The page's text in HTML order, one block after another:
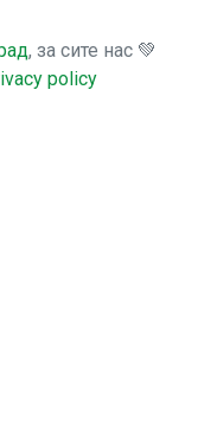
, за сите нас 💚
policy